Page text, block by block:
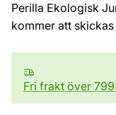
Perilla Ekologisk
kommer att
Fri frakt över